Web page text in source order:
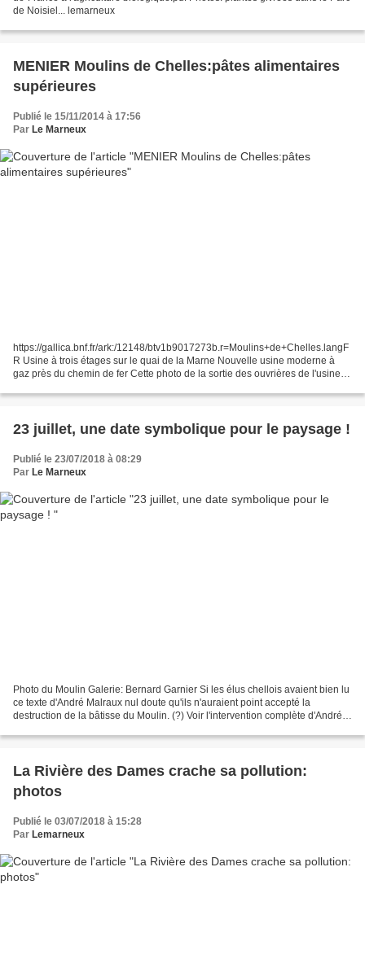
de Noisiel... lemarneux
MENIER Moulins de Chelles:pâtes alimentaires
supérieures
Publié le 15/11/2014 à 17:56
Par Le Marneux
https://gallica.bnf.fr/ark:/12148/btv1b9017273b.r=Moulins+de+Chelles.langF
R Usine à trois étages sur le quai de la Marne Nouvelle usine moderne à
gaz près du chemin de fer Cette photo de la sortie des ouvrières de l'usine
23 juillet, une date symbolique pour le paysage !
Publié le 23/07/2018 à 08:29
Par Le Marneux
Photo du Moulin Galerie: Bernard Garnier Si les élus chellois avaient bien lu
ce texte d'André Malraux nul doute qu'ils n'auraient point accepté la
destruction de la bâtisse du Moulin. (?) Voir l'intervention complète d'André
La Rivière des Dames crache sa pollution:
photos
Publié le 03/07/2018 à 15:28
Par Lemarneux